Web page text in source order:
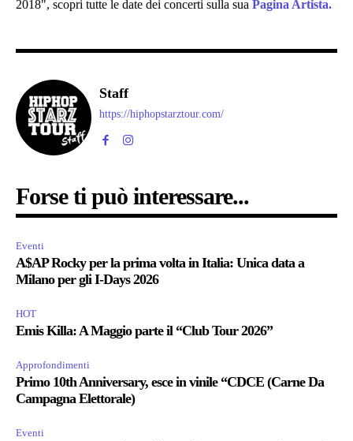
2018", scopri tutte le date dei concerti sulla sua Pagina Artista.
Staff
https://hiphopstarztour.com/
Forse ti può interessare...
Eventi
A$AP Rocky per la prima volta in Italia: Unica data a
Milano per gli I-Days 2026
HOT
Emis Killa: A Maggio parte il “Club Tour 2026”
Approfondimenti
Primo 10th Anniversary, esce in vinile “CDCE (Carne Da
Campagna Elettorale)
Eventi